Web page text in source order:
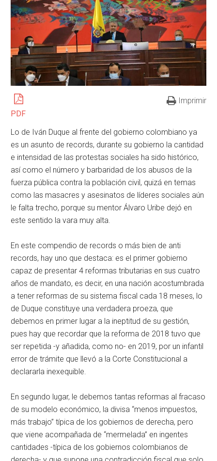
PDF
Imprimir
Lo de Iván Duque al frente del gobierno colombiano ya
es un asunto de records, durante su gobierno la cantidad
e intensidad de las protestas sociales ha sido histórico,
así como el número y barbaridad de los abusos de la
fuerza pública contra la población civil, quizá en temas
como las masacres y asesinatos de líderes sociales aún
le falta trecho, porque su mentor Álvaro Uribe dejó en
este sentido la vara muy alta.
En este compendio de records o más bien de anti
records, hay uno que destaca: es el primer gobierno
capaz de presentar 4 reformas tributarias en sus cuatro
años de mandato, es decir, en una nación acostumbrada
a tener reformas de su sistema fiscal cada 18 meses, lo
de Duque constituye una verdadera proeza, que
debemos en primer lugar a la ineptitud de su gestión,
pues hay que recordar que la reforma de 2018 tuvo que
ser repetida -y añadida, como no- en 2019, por un infantil
error de trámite que llevó a la Corte Constitucional a
declararla inexequible.
En segundo lugar, le debemos tantas reformas al fracaso
de su modelo económico, la divisa “menos impuestos,
más trabajo” típica de los gobiernos de derecha, pero
que viene acompañada de “mermelada” en ingentes
cantidades -típica de los gobiernos colombianos de